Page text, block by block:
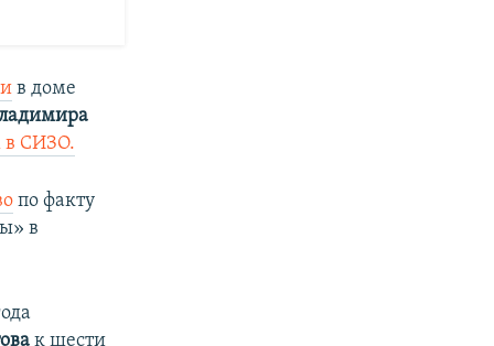
в доме
в СИЗО.
по факту
в
к шести